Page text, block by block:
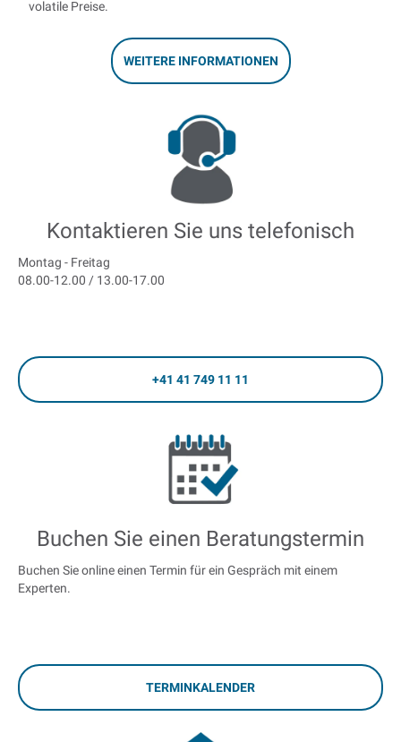
volatile Preise.
WEITERE INFORMATIONEN
Kontaktieren Sie uns telefonisch
Montag - Freitag
08.00-12.00 / 13.00-17.00
+41 41 749 11 11
Buchen Sie einen Beratungstermin
Buchen Sie online einen Termin für ein Gespräch mit einem
Experten.
TERMINKALENDER